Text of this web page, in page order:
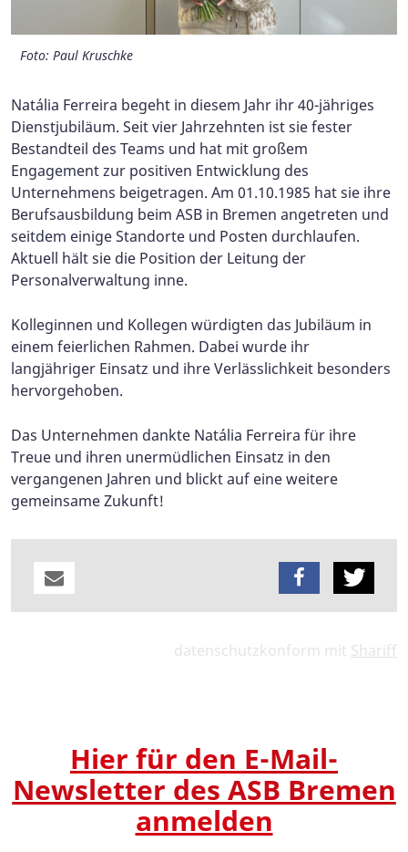
Foto: Paul Kruschke
Foto: Julian Thies
Foto: Paul Kruschke
Natália Ferreira begeht in diesem Jahr ihr 40-jähriges
Dienstjubiläum. Seit vier Jahrzehnten ist sie fester
Bestandteil des Teams und hat mit großem
Engagement zur positiven Entwicklung des
Unternehmens beigetragen. Am 01.10.1985 hat sie ihre
Berufsausbildung beim ASB in Bremen angetreten und
seitdem einige Standorte und Posten durchlaufen.
Aktuell hält sie die Position der Leitung der
Personalverwaltung inne.
Kolleginnen und Kollegen würdigten das Jubiläum in
einem feierlichen Rahmen. Dabei wurde ihr
langjähriger Einsatz und ihre Verlässlichkeit besonders
hervorgehoben.
Das Unternehmen dankte Natália Ferreira für ihre
Treue und ihren unermüdlichen Einsatz in den
vergangenen Jahren und blickt auf eine weitere
gemeinsame Zukunft!
datenschutzkonform mit Shariff
Hier für den E-Mail-
Newsletter des ASB Bremen
anmelden